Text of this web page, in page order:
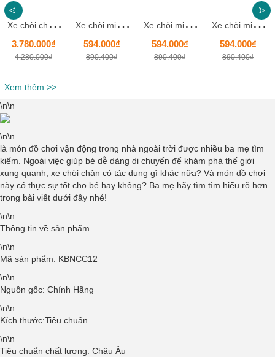
X
e chòi chân ô tô xe ủi mẫu mới cho bé HKCXC014-3
3.780.000₫
4.280.000₫
X
e chòi mini vịt con ngộ nghĩnh HKCXC02-8
594.000₫
890.400₫
X
e chòi mini gà mái HKCXC02-7
594.000₫
890.400₫
X
e chòi mini ếch con nghe nhạc HKCXC02-6
594.000₫
890.400₫
Xem thêm >>
\n\n
\n\n
là món đồ chơi vận động trong nhà ngoài trời được nhiều ba mẹ tìm
kiếm. Ngoài việc giúp bé dễ dàng di chuyển để khám phá thế giới
xung quanh, xe chòi chân có tác dụng gì khác nữa? Và món đồ chơi
này có thực sự tốt cho bé hay không? Ba mẹ hãy tìm tìm hiểu rõ hơn
trong bài viết dưới đây nhé!
\n\n
Thông tin về sản phẩm
\n\n
Mã sản phẩm: KBNCC12
\n\n
Nguồn gốc: Chính Hãng
\n\n
Kích thước:Tiêu chuẩn
\n\n
Tiêu chuẩn chất lượng: Châu Âu